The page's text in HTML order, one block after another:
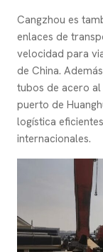
Cangzhou es
enlaces de
velocidad para
de China.
tubos de acero
puerto de
logística
internacionales.